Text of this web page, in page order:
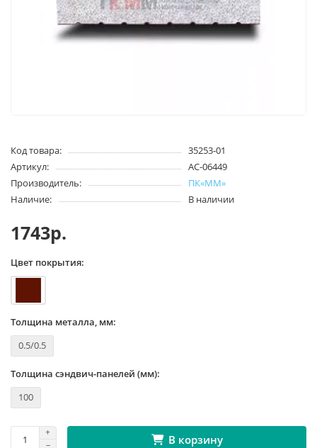
Код товара:
35253-01
Артикул:
AC-06449
Производитель:
ПК«ММ»
Наличие:
В наличии
1743р.
Цвет покрытия:
Толщина металла, мм:
0.5/0.5
Толщина сэндвич-панелей (мм):
100
В корзину